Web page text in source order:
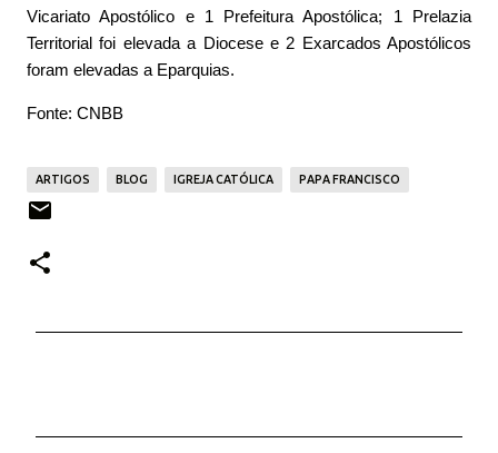
Vicariato Apostólico e 1 Prefeitura Apostólica; 1 Prelazia
Territorial foi elevada a Diocese e 2 Exarcados Apostólicos
foram elevadas a Eparquias.
Fonte: CNBB
ARTIGOS BLOG IGREJA CATÓLICA PAPA FRANCISCO